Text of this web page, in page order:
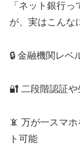
「ネット銀行
が、実はこんな
🔒 金融機関レベ
🔐 二段階認証
📵 万が一スマ
ト可能